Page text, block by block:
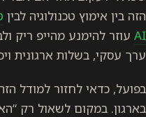
הזה בין אימוץ טכנולוגיה לבין
AI עוזר להימנע מהייפ ריק
ערך עסקי, בשלות ארגונית
בארגון. במקום לשאול רק